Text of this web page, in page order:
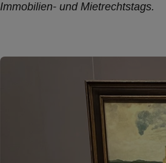
Immobilien- und Mietrechtstags.